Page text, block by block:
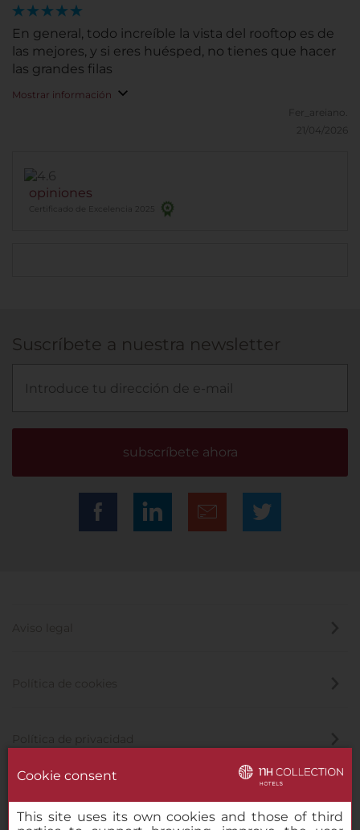
En general, todo increíble la vista del rooftop es de
las mejores, y si eres huésped, no tienes que hacer
las grandes filas
Mostrar información
Fer_areiano.
21/04/2026
opiniones
Certificado de Excelencia 2025
Suscríbete a nuestra newsletter
subscríbete ahora
Política de privacidad
Cookie consent
This site uses its own cookies and those of third